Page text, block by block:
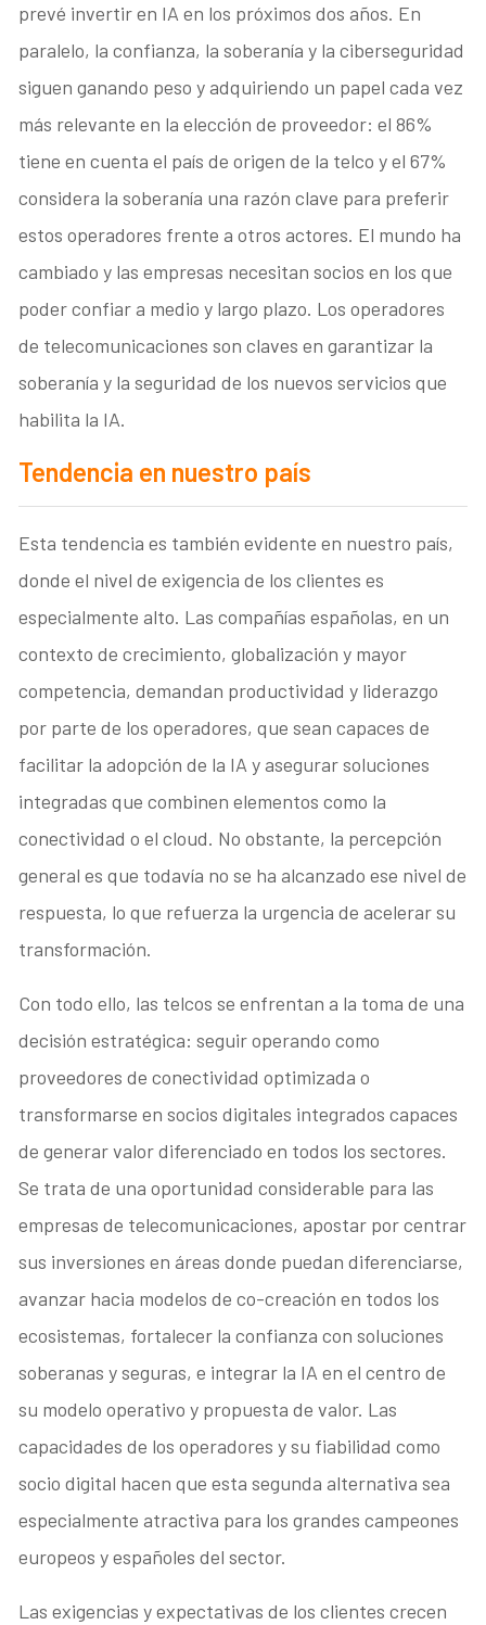
prevé invertir en IA en los próximos dos años. En
paralelo, la confianza, la soberanía y la ciberseguridad
siguen ganando peso y adquiriendo un papel cada vez
más relevante en la elección de proveedor: el 86%
tiene en cuenta el país de origen de la telco y el 67%
considera la soberanía una razón clave para preferir
estos operadores frente a otros actores. El mundo ha
cambiado y las empresas necesitan socios en los que
poder confiar a medio y largo plazo. Los operadores
de telecomunicaciones son claves en garantizar la
soberanía y la seguridad de los nuevos servicios que
habilita la IA.
Tendencia en nuestro país
Esta tendencia es también evidente en nuestro país,
donde el nivel de exigencia de los clientes es
especialmente alto. Las compañías españolas, en un
contexto de crecimiento, globalización y mayor
competencia, demandan productividad y liderazgo
por parte de los operadores, que sean capaces de
facilitar la adopción de la IA y asegurar soluciones
integradas que combinen elementos como la
conectividad o el cloud. No obstante, la percepción
general es que todavía no se ha alcanzado ese nivel de
respuesta, lo que refuerza la urgencia de acelerar su
transformación.
Con todo ello, las telcos se enfrentan a la toma de una
decisión estratégica: seguir operando como
proveedores de conectividad optimizada o
transformarse en socios digitales integrados capaces
de generar valor diferenciado en todos los sectores.
Se trata de una oportunidad considerable para las
empresas de telecomunicaciones, apostar por centrar
sus inversiones en áreas donde puedan diferenciarse,
avanzar hacia modelos de co-creación en todos los
ecosistemas, fortalecer la confianza con soluciones
soberanas y seguras, e integrar la IA en el centro de
su modelo operativo y propuesta de valor. Las
capacidades de los operadores y su fiabilidad como
socio digital hacen que esta segunda alternativa sea
especialmente atractiva para los grandes campeones
europeos y españoles del sector.
Las exigencias y expectativas de los clientes crecen